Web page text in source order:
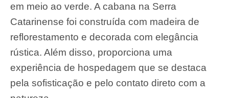
em meio ao verde. A cabana na Serra
Catarinense foi construída com madeira de
reflorestamento e decorada com elegância
rústica. Além disso, proporciona uma
experiência de hospedagem que se destaca
pela sofisticação e pelo contato direto com a